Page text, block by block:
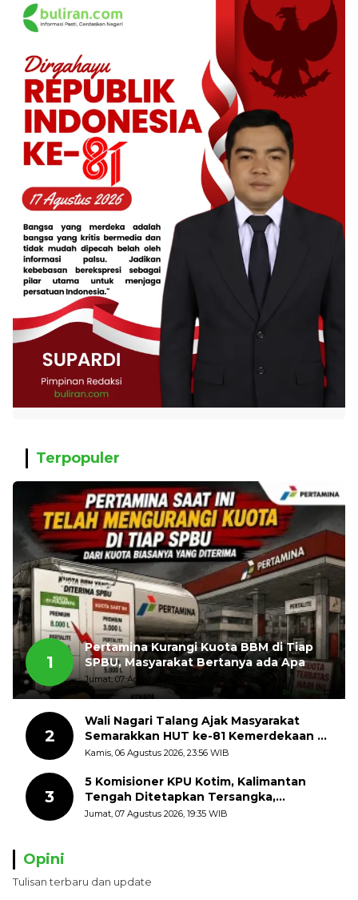
Terpopuler
1
Pertamina Kurangi Kuota BBM di Tiap
SPBU, Masyarakat Bertanya ada Apa
Jumat, 07 Agustus 2026, 11:03 WIB
2
Wali Nagari Talang Ajak Masyarakat
Semarakkan HUT ke-81 Kemerdekaan RI
dengan Mengibarkan Bendera Merah
Kamis, 06 Agustus 2026, 23:56 WIB
3
5 Komisioner KPU Kotim, Kalimantan
Tengah Ditetapkan Tersangka,
Kerugian Negara ditaksir 10 Milyard
Jumat, 07 Agustus 2026, 19:35 WIB
Opini
Tulisan terbaru dan update